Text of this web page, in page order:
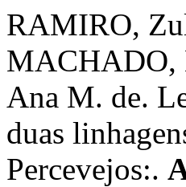
RAMIRO,
MACHADO,
Ana M. de.
duas
Percevejos:.